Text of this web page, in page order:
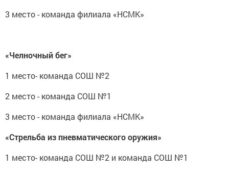
3 место - команда филиала «НСМК»
«Челночный бег»
1 место- команда СОШ №2
2 место - команда СОШ №1
3 место - команда филиала «НСМК»
«Стрельба из пневматического оружия»
1 место- команда СОШ №2 и команда СОШ №1